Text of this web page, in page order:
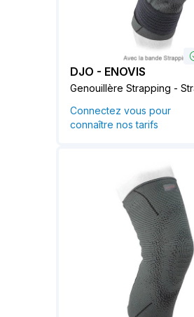
DJO - ENOVIS
Genouillère Strapping -
Connectez vous pour
connaître nos tarifs